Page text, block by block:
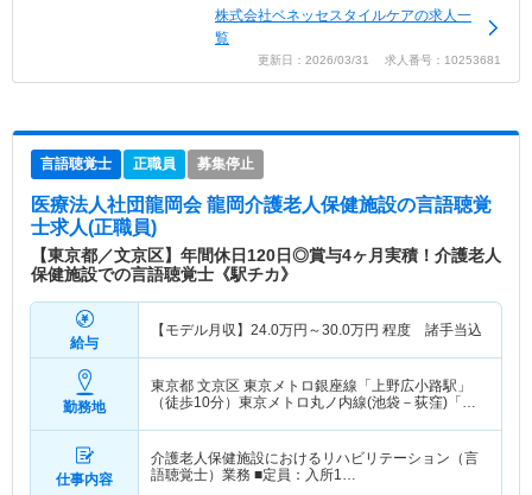
株式会社ベネッセスタイルケアの求人一
覧
更新日：2026/03/31 求人番号：10253681
言語聴覚士 正職員 募集停止
医療法人社団龍岡会 龍岡介護老人保健施設の言語聴覚
士求人(正職員)
【東京都／文京区】年間休日120日◎賞与4ヶ月実積！介護老人
保健施設での言語聴覚士《駅チカ》
給与
【モデル月収】 24.0万円～30.0万円 程度 諸手当込
勤務地
東京都 文京区 東京メトロ銀座線「上野広小路駅」
（徒歩10分）東京メトロ丸ノ内線(池袋－荻窪)「本
仕事内容
介護老人保健施設におけるリハビリテーション（言
語聴覚士）業務 ■定員：入所1…